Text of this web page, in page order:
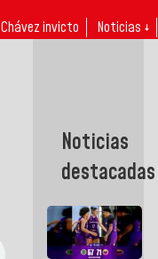
Chávez invicto Noticias ↓
Noticias
destacadas